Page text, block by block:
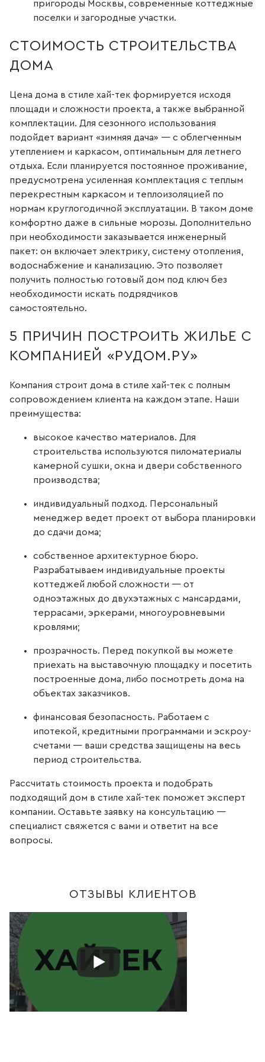
пригороды Москвы, современные коттеджные
поселки и загородные участки.
СТОИМОСТЬ СТРОИТЕЛЬСТВА
ДОМА
Цена дома в стиле хай-тек формируется исходя
площади и сложности проекта, а также выбранной
комплектации. Для сезонного использования
подойдет вариант «зимняя дача» — с облегченным
утеплением и каркасом, оптимальным для летнего
отдыха. Если планируется постоянное проживание,
предусмотрена усиленная комплектация с теплым
перекрестным каркасом и теплоизоляцией по
нормам круглогодичной эксплуатации. В таком доме
комфортно даже в сильные морозы. Дополнительно
при необходимости заказывается инженерный
пакет: он включает электрику, систему отопления,
водоснабжение и канализацию. Это позволяет
получить полностью готовый дом под ключ без
необходимости искать подрядчиков
самостоятельно.
5 ПРИЧИН ПОСТРОИТЬ ЖИЛЬЕ С
КОМПАНИЕЙ «РУДОМ.РУ»
Компания строит дома в стиле хай-тек с полным
сопровождением клиента на каждом этапе. Наши
преимущества:
высокое качество материалов. Для
строительства используются пиломатериалы
камерной сушки, окна и двери собственного
производства;
индивидуальный подход. Персональный
менеджер ведет проект от выбора планировки
до сдачи дома;
собственное архитектурное бюро.
Разрабатываем индивидуальные проекты
коттеджей любой сложности — от
одноэтажных до двухэтажных с мансардами,
террасами, эркерами, многоуровневыми
кровлями;
прозрачность. Перед покупкой вы можете
приехать на выставочную площадку и посетить
построенные дома, либо посмотреть дома на
объектах заказчиков.
финансовая безопасность. Работаем с
ипотекой, кредитными программами и эскроу-
счетами — ваши средства защищены на весь
период строительства.
Рассчитать стоимость проекта и подобрать
подходящий дом в стиле хай-тек поможет эксперт
компании. Оставьте заявку на консультацию —
специалист свяжется с вами и ответит на все
вопросы.
ОТЗЫВЫ КЛИЕНТОВ